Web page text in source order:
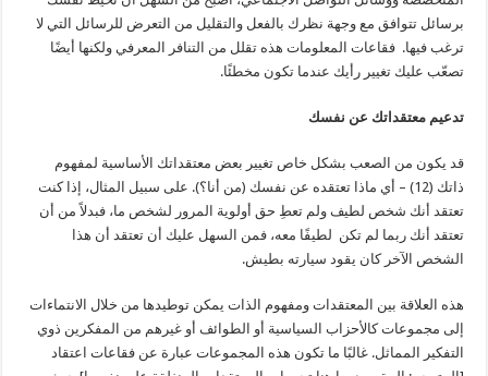
برسائل تتوافق مع وجهة نظرك بالفعل والتقليل من التعرض للرسائل التي لا
ترغب فيها. فقاعات المعلومات هذه تقلل من التنافر المعرفي ولكنها أيضًا
تصعّب عليك تغيير رأيك عندما تكون مخطئًا.
تدعيم معتقداتك عن نفسك
قد يكون من الصعب بشكل خاص تغيير بعض معتقداتك الأساسية لمفهوم
ذاتك (12) – أي ماذا تعتقده عن نفسك (من أنا؟). على سبيل المثال، إذا كنت
تعتقد أنك شخص لطيف ولم تعطِ حق أولوية المرور لشخص ما، فبدلاً من أن
تعتقد أنك ربما لم تكن لطيفًا معه، فمن السهل عليك أن تعتقد أن هذا
الشخص الآخر كان يقود سيارته بطيش.
هذه العلاقة بين المعتقدات ومفهوم الذات يمكن توطيدها من خلال الانتماءات
إلى مجموعات كالأحزاب السياسية أو الطوائف أو غيرهم من المفكرين ذوي
التفكير المماثل. غالبًا ما تكون هذه المجموعات عبارة عن فقاعات اعتقاد